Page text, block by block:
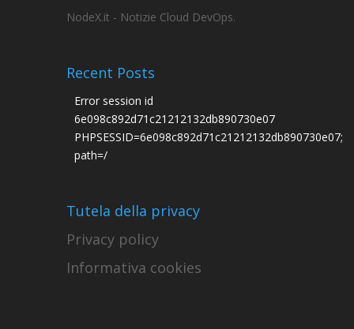
NodeX.it - Notizie Cloud DevOps.
Recent Posts
Error session id
6e098c892d71c21212132db890730e07
PHPSESSID=6e098c892d71c21212132db890730e07;
path=/
Tutela della privacy
Privacy policy
Informativa cookies